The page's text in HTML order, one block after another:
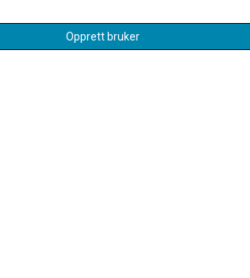
Opprett bruker